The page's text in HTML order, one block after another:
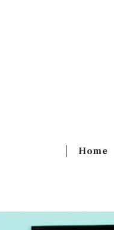
Home